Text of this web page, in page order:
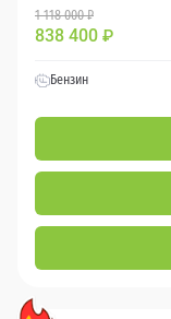
1 118 000 ₽
838 400 ₽
Бензин